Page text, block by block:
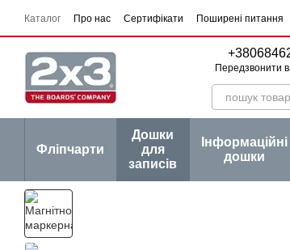
Перейти до основного контенту
Каталог Про нас Сертифікати Поширені питання
Угода користувача
Договір публічної оферти
Передзвонити
Фліпчарти
Дошки
для
записів
Інформаційні
дошки